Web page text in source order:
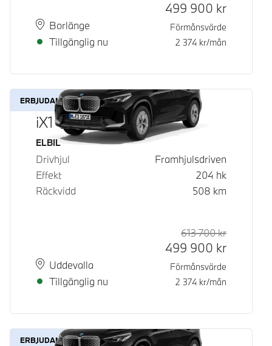
PlatsBorlänge
Leveranstid
Tillgänglig nu
499 900 kr
Förmånsvärde
2 374 kr/mån
ERBJUDANDE
iX1 eDrive20
Bränsle
ELBIL
Drivhjul
Framhjulsdriven
Effekt
204 hk
Räckvidd
508 km
PlatsUddevalla
Leveranstid
Tillgänglig nu
Rek. ord
613 700kr
499 900 kr
Förmånsvärde
2 374 kr/mån
ERBJUDANDE